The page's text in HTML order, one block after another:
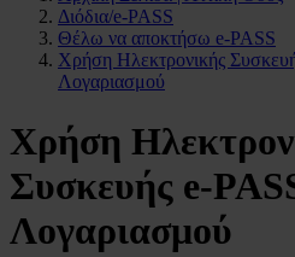
Διόδια/e-PASS
Θέλω να αποκτήσω e-PASS
Χρήση Ηλεκτρονικής
Λογαριασμού
Χρήση
Συσκευής e-
Λογαριασμού